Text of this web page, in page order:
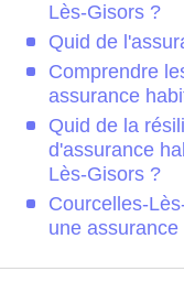
Lès-Gisors ?
Quid de
Comprendre
assurance
Quid de la
d'assurance
Lès-Gisors ?
Courcelles-
une